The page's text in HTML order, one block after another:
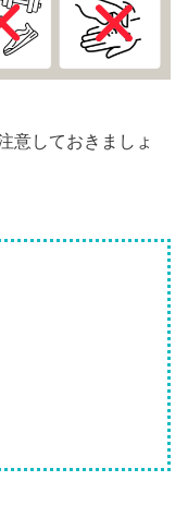
意しておきましょ